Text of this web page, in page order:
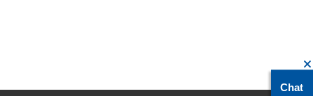
Chat